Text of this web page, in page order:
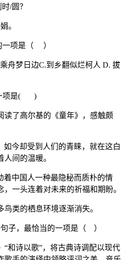
/圆？
。
一项是（ ）
舟梦日边C.到乡翻似烂柯人 D. 拔
一项是( )
读了高尔基的《童年》，感触颇
如今却受到人们的青睐，就在这白
间的温暖。
着中国人一种最隐秘而质朴的情
一头连着对未来的祈福和期盼。
类的栖息环境逐渐消失。
子，最恰当的一项是（ ）
“和诗以歌”，将古典诗调配以现代